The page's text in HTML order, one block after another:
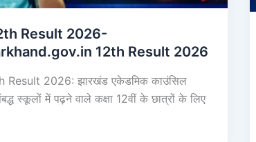
Result 2026-
12th Result 2026
Result 2026: झारखंड एकेडमिक काउंसिल
स्कूलों में पढ़ने वाले कक्षा 12वीं के छात्रों के लिए